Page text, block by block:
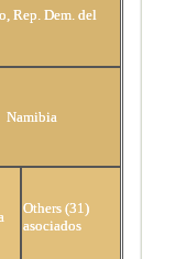
Rep. Dem. del
Namibia
Others (31)
asociados